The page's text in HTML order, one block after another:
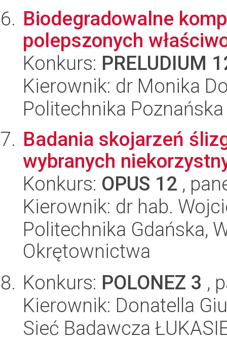
Biodegradowalne
polepszonych
Konkurs: PRELUDIUM
Kierownik: dr Monika
Politechnika Poznańska
Badania skojarzeń
wybranych
Konkurs: OPUS 12 ,
Kierownik: dr hab.
Politechnika Gdańska,
Okrętownictwa
Konkurs: POLONEZ 3 ,
Kierownik: Donatella
Sieć Badawcza